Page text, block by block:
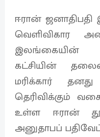
ஈரான் ஜனாதிபதி
வெளிவிகார
இலங்கையின்
கட்சியின்
மரிக்கார்
தெரிவிக்கும்
உள்ள ஈரான்
அனுதாபப்